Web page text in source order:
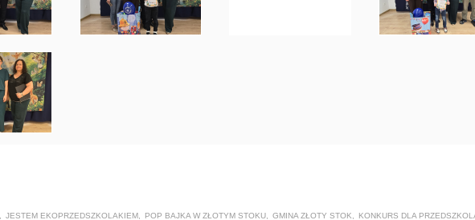
JESTEM EKOPRZEDSZKOLAKIEM POP BAJKA W ZŁOTYM STOKU GMINA ZŁOTY STOK KONKURS DLA